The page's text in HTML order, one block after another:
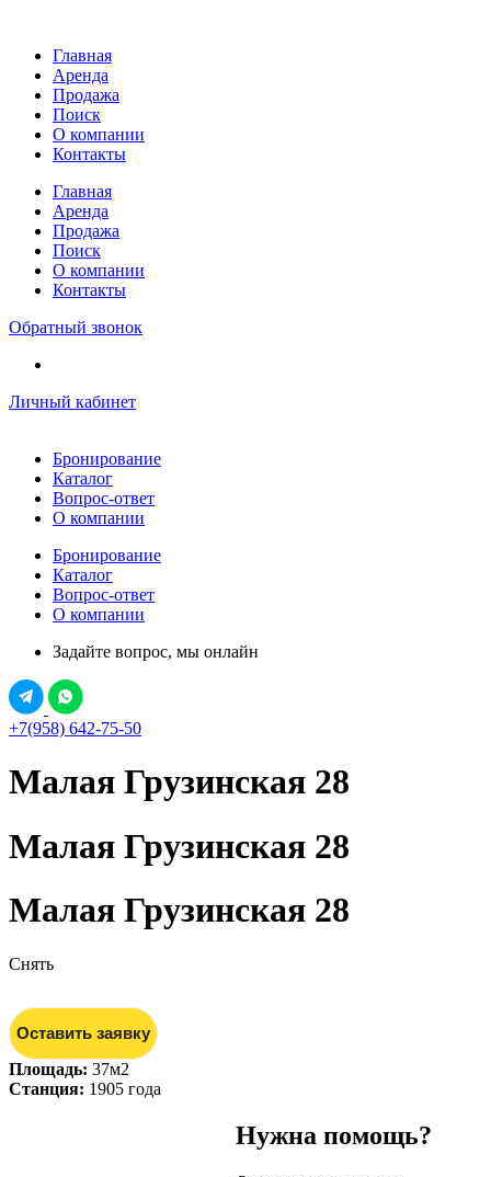
содержимому
Главная
Аренда
Продажа
Поиск
О компании
Контакты
Главная
Аренда
Продажа
Поиск
О компании
Контакты
Обратный звонок
Личный кабинет
Бронирование
Каталог
Вопрос-ответ
О компании
Бронирование
Каталог
Вопрос-ответ
О компании
Задайте вопрос, мы онлайн
+7(958) 642-75-50
Малая Грузинская 28
Малая Грузинская 28
Малая Грузинская 28
Снять
Оставить заявку
Площадь: 37м2
Станция: 1905 года
Нужна помощь?